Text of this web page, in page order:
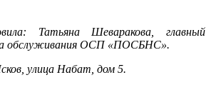
Татьяна Шеваракова, главный
обслуживания ОСП «ПОСБНС».
улица Набат, дом 5.